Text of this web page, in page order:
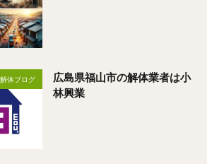
解体ブログ
広島県福山市の解体業者は小
林興業